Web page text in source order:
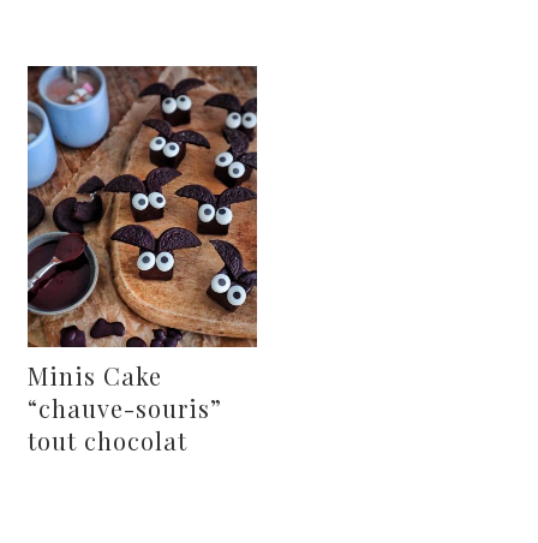
Minis Cake
“chauve-souris”
tout chocolat